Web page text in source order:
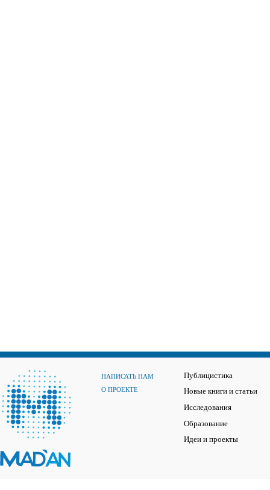
НАПИСАТЬ НАМ
О ПРОЕКТЕ
Публицистика
Новые книги и статьи
Исследования
Образование
Идеи и проекты